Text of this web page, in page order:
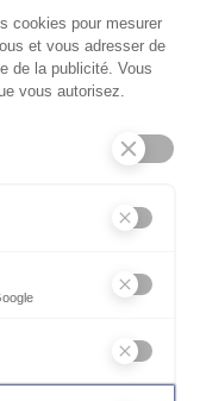
cookies pour mesurer
et vous adresser de
de la publicité. Vous
vous autorisez.
permet de mesurer des
tout moment*.
sur le traitement de vos
augmentée